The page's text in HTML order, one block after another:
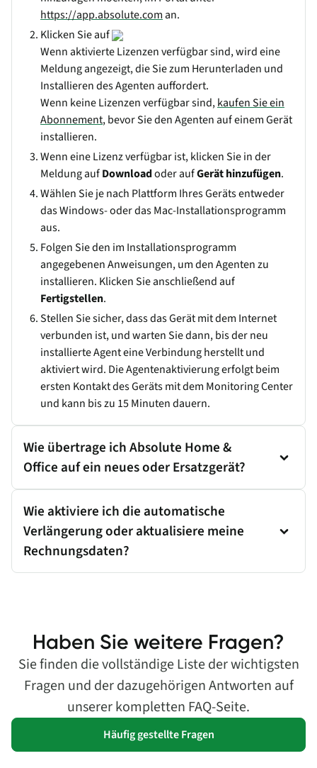
https://app.absolute.com an.
Klicken Sie auf
Wenn aktivierte Lizenzen verfügbar sind, wird eine
Meldung angezeigt, die Sie zum Herunterladen und
Installieren des Agenten auffordert.
Wenn keine Lizenzen verfügbar sind,kaufen Sie ein
Abonnement, bevor Sie den Agenten auf einem Gerät
installieren.
Wenn eine Lizenz verfügbar ist, klicken Sie in der
Meldung aufDownloadoder aufGerät hinzufügen.
Wählen Sie je nach Plattform Ihres Geräts entweder
das Windows- oder das Mac-Installationsprogramm
aus.
Folgen Sie den im Installationsprogramm
angegebenen Anweisungen, um den Agenten zu
installieren. Klicken Sie anschließend auf
Fertigstellen.
Stellen Sie sicher, dass das Gerät mit dem Internet
verbunden ist, und warten Sie dann, bis der neu
installierte Agent eine Verbindung herstellt und
aktiviert wird. Die Agentenaktivierung erfolgt beim
ersten Kontakt des Geräts mit dem Monitoring Center
und kann bis zu 15 Minuten dauern.
Wie übertrage ich Absolute Home &
Office auf ein neues oder Ersatzgerät?
Wie aktiviere ich die automatische
Verlängerung oder aktualisiere meine
Rechnungsdaten?
Haben Sie weitere Fragen?
Sie finden die vollständige Liste der wichtigsten
Fragen und der dazugehörigen Antworten auf
unserer kompletten FAQ-Seite.
Häufig gestellte Fragen